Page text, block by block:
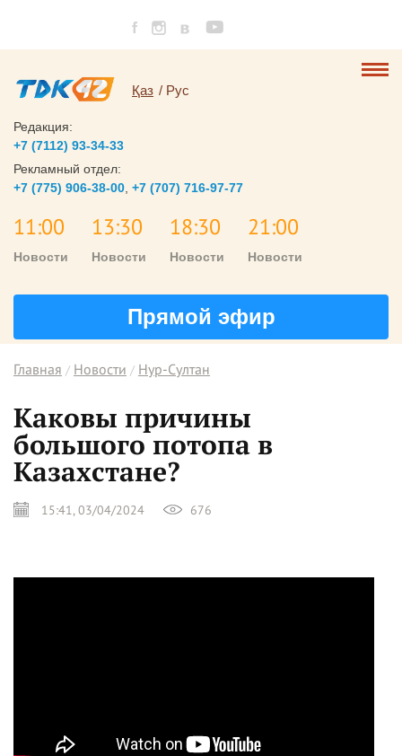
Қаз Рус
Редакция:
+7 (7112) 93-34-33
Рекламный отдел:
+7 (775) 906-38-00 +7 (707) 716-97-77
11:00
Новости
13:30
Новости
18:30
Новости
21:00
Новости
Прямой эфир
Главная Новости Нур-Султан
Каковы причины
большого потопа в
Казахстане?
15:41, 03/04/2024 676